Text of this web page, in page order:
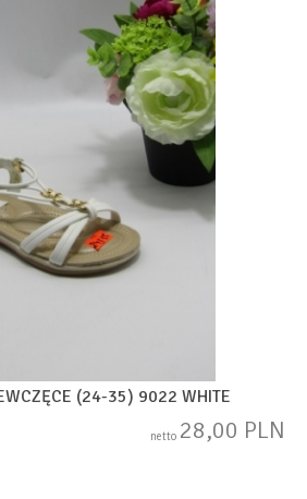
(24-35) 9022 WHITE
netto 28,00 PLN